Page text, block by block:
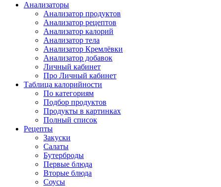
Анализаторы
Анализатор продуктов
Анализатор рецептов
Анализатор калорий
Анализатор тела
Анализатор Кремлёвки
Анализатор добавок
Личный кабинет
Про Личный кабинет
Таблица калорийности
По категориям
Подбор продуктов
Продукты в картинках
Полный список
Рецепты
Закуски
Салаты
Бутерброды
Первые блюда
Вторые блюда
Соусы